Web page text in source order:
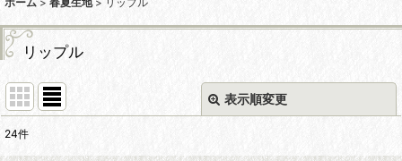
リップル
表示順変更
24件